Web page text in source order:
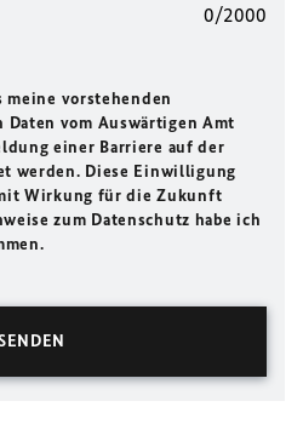
0/2000
vorstehenden
Daten vom Auswärtigen Amt
einer Barriere auf der
werden. Diese Einwilligung
Wirkung für die Zukunft
zum Datenschutz habe ich